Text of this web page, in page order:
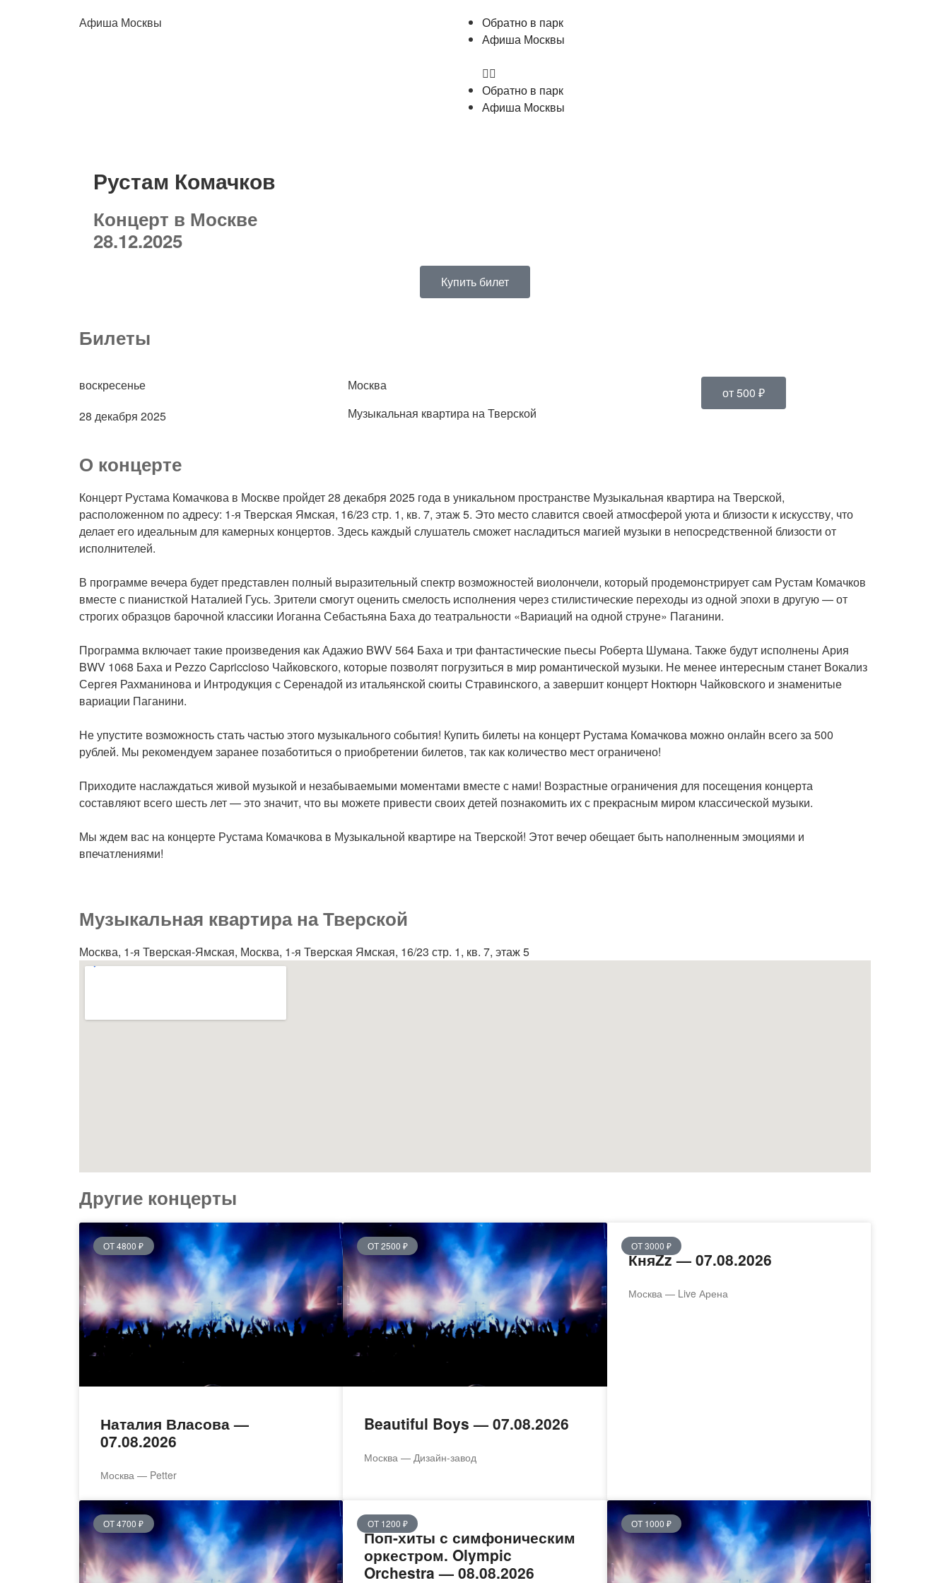
Афиша Москвы
Обратно в парк
Афиша Москвы
Обратно в парк
Афиша Москвы
Рустам Комачков
Концерт в Москве
28.12.2025
Купить билет
Билеты
воскресенье
28 декабря 2025
Москва
Музыкальная квартира на Тверской
от 500 ₽
О концерте
Концерт Рустама Комачкова в Москве пройдет 28 декабря 2025 года в уникальном пространстве Музыкальная квартира на Тверской,
расположенном по адресу: 1-я Тверская Ямская, 16/23 стр. 1, кв. 7, этаж 5. Это место славится своей атмосферой уюта и близости к искусству, что
делает его идеальным для камерных концертов. Здесь каждый слушатель сможет насладиться магией музыки в непосредственной близости от
исполнителей.
В программе вечера будет представлен полный выразительный спектр возможностей виолончели, который продемонстрирует сам Рустам Комачков
вместе с пианисткой Наталией Гусь. Зрители смогут оценить смелость исполнения через стилистические переходы из одной эпохи в другую — от
строгих образцов барочной классики Иоганна Себастьяна Баха до театральности «Вариаций на одной струне» Паганини.
Программа включает такие произведения как Адажио BWV 564 Баха и три фантастические пьесы Роберта Шумана. Также будут исполнены Ария
BWV 1068 Баха и Pezzo Capriccioso Чайковского, которые позволят погрузиться в мир романтической музыки. Не менее интересным станет Вокализ
Сергея Рахманинова и Интродукция с Серенадой из итальянской сюиты Стравинского, а завершит концерт Ноктюрн Чайковского и знаменитые
вариации Паганини.
Не упустите возможность стать частью этого музыкального события! Купить билеты на концерт Рустама Комачкова можно онлайн всего за 500
рублей. Мы рекомендуем заранее позаботиться о приобретении билетов, так как количество мест ограничено!
Приходите наслаждаться живой музыкой и незабываемыми моментами вместе с нами! Возрастные ограничения для посещения концерта
составляют всего шесть лет — это значит, что вы можете привести своих детей познакомить их с прекрасным миром классической музыки.
Мы ждем вас на концерте Рустама Комачкова в Музыкальной квартире на Тверской! Этот вечер обещает быть наполненным эмоциями и
впечатлениями!
Музыкальная квартира на Тверской
Москва, 1-я Тверская-Ямская, Москва, 1-я Тверская Ямская, 16/23 стр. 1, кв. 7, этаж 5
Другие концерты
ОТ 4800 ₽
Наталия Власова —
07.08.2026
Москва — Petter
ОТ 2500 ₽
Beautiful Boys — 07.08.2026
Москва — Дизайн-завод
ОТ 3000 ₽
КняZz — 07.08.2026
Москва — Live Арена
ОТ 4700 ₽ ОТ 1200 ₽
Поп-хиты с симфоническим
оркестром. Olympic
Orchestra — 08.08.2026
ОТ 1000 ₽